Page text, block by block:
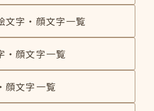
文字・顔文字一覧
・顔文字一覧
顔文字一覧